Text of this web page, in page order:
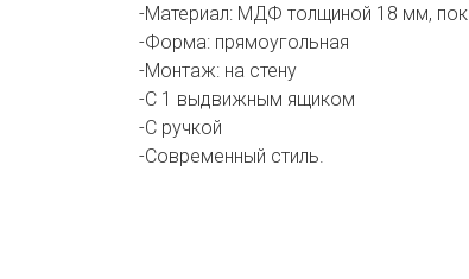
-Материал: МДФ толщиной 18 мм,
-Форма: прямоугольная
-Монтаж: на стену
-С 1 выдвижным ящиком
-С ручкой
-Современный стиль.